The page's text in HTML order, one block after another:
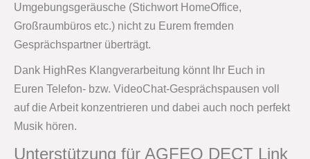
Umgebungsgeräusche (Stichwort HomeOffice,
Großraumbüros etc.) nicht zu Eurem fremden
Gesprächspartner überträgt.
Dank HighRes Klangverarbeitung könnt Ihr Euch in
Euren Telefon- bzw. VideoChat-Gesprächspausen voll
auf die Arbeit konzentrieren und dabei auch noch perfekt
Musik hören.
Unterstützung für AGFEO DECT Link